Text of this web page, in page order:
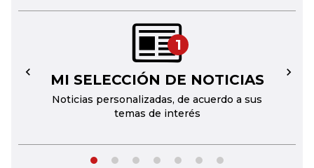
1
MI SELECCIÓN DE NOTICIAS
Noticias personalizadas, de acuerdo a sus
temas de interés
← →